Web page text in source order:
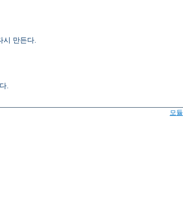
만든다.
.
모듈